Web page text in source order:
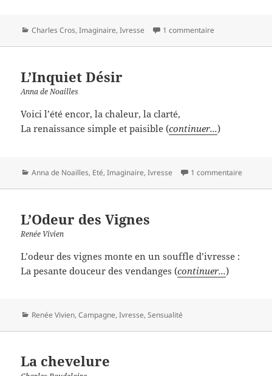
Catégories
Charles Cros,Imaginaire,Ivresse 1 commentaire
L’Inquiet Désir
Anna de Noailles
Voici l’été encor, la chaleur, la clarté,
La renaissance simple et paisible (continuer...)
Catégories
Anna de Noailles, Eté,Imaginaire,Ivresse 1 commentaire
L’Odeur des Vignes
Renée Vivien
L’odeur des vignes monte en un souffle d’ivresse :
La pesante douceur des vendanges (continuer...)
Catégories
Renée Vivien,Campagne,Ivresse,Sensualité
La chevelure